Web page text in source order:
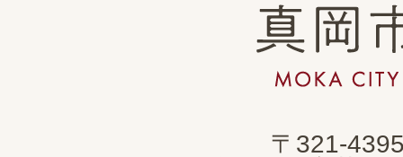
真
岡
市
CITY
〒321-